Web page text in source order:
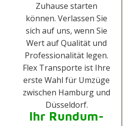
Zuhause starten
können. Verlassen Sie
sich auf uns, wenn Sie
Wert auf Qualität und
Professionalität legen.
Flex Transporte ist Ihre
erste Wahl für Umzüge
zwischen Hamburg und
Düsseldorf.
Ihr Rundum-